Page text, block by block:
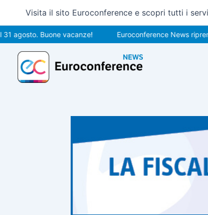
contenuto
Visita il sito Euroconference e scopri tutti i
Buone vacanze! Euroconference News riprenderà